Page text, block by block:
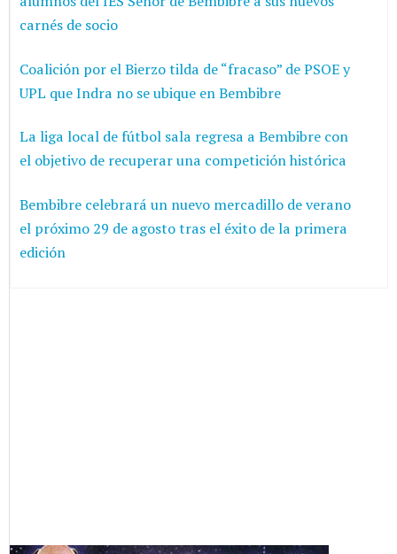
carnés de socio
Coalición por el Bierzo tilda de “fracaso” de PSOE y
UPL que Indra no se ubique en Bembibre
La liga local de fútbol sala regresa a Bembibre con
el objetivo de recuperar una competición histórica
Bembibre celebrará un nuevo mercadillo de verano
el próximo 29 de agosto tras el éxito de la primera
edición